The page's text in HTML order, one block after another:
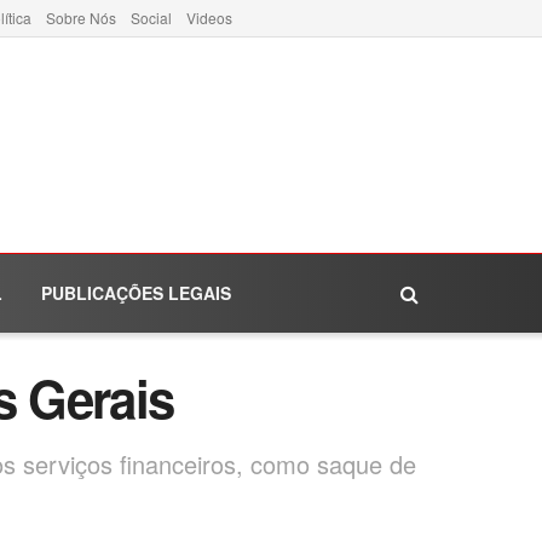
Sobre Nós Social Videos
PUBLICAÇÕES LEGAIS
Gerais
serviços financeiros, como saque de